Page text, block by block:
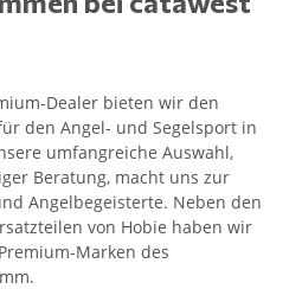
Dealer bieten wir den
den Angel- und Segelsport in
umfangreiche Auswahl,
Beratung, macht uns zur
Angelbegeisterte. Neben den
von Hobie haben wir
Marken des